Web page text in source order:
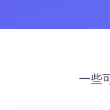
一些